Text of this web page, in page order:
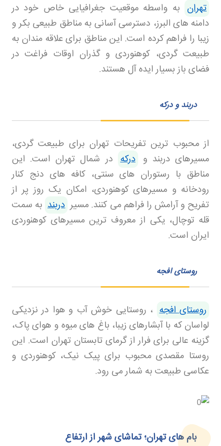
تهران به واسطه موقعیت جغرافیایی خاص خود در
دامنه های البرز، دسترسی آسانی به مناطق طبیعی بکر و
زیبا را فراهم کرده است. این مناطق برای علاقه مندان به
طبیعت گردی، کوهنوردی و گذران اوقات فراغت در
فضای باز بسیار ایده آل هستند.
دربند و درکه
از محبوب ترین تفریحات تهران برای طبیعت گردی،
مسیرهای دربند و درکه در شمال تهران است. این
مناطق با رستوران های سنتی، کافه های دنج کنار
رودخانه و مسیرهای کوهنوردی، امکان یک روز پر از
تفریح و آرامش را فراهم می کنند. مسیر دربند به سمت
قله توچال، یکی از معروف ترین مسیرهای کوهنوردی
ایران است.
روستای افجه
روستای افجه ، روستایی خوش آب و هوا در نزدیکی
لواسان که با آبشارهای زیبا، باغ های میوه و هوای پاک،
گزینه عالی برای فرار از گرمای تابستان تهران است. این
روستا مقصدی محبوب برای پیک نیک، کوهنوردی و
عکاسی طبیعت به شمار می رود.
بام های تهران؛ تماشای شهر از ارتفاع